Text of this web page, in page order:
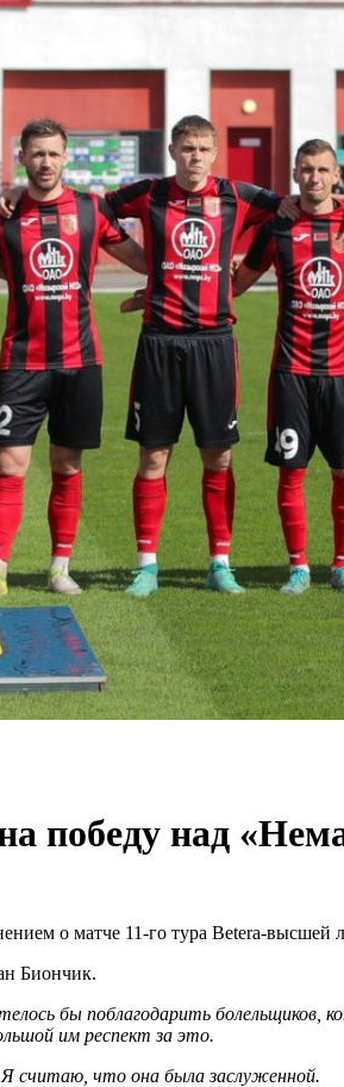
победу над
о матче 11-го тура Betera-высшей
Биончик.
бы поблагодарить болельщиков,
им респект за это.
считаю, что она была заслуженной.